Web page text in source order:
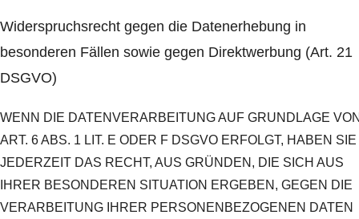
Widerspruchsrecht gegen die Datenerhebung in
besonderen Fällen sowie gegen Direktwerbung (Art. 21
DSGVO)
WENN DIE DATENVERARBEITUNG AUF GRUNDLAGE
ART. 6 ABS. 1 LIT. E ODER F DSGVO ERFOLGT, HABEN SIE
JEDERZEIT DAS RECHT, AUS GRÜNDEN, DIE SICH AUS
IHRER BESONDEREN SITUATION ERGEBEN, GEGEN DIE
VERARBEITUNG IHRER PERSONENBEZOGENEN DATEN